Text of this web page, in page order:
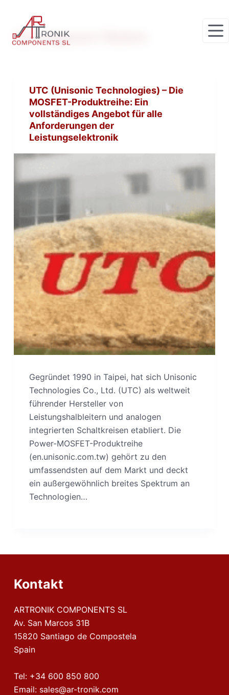
m
Schlagwort
UTC (Unisonic Technologies) – Die
MOSFET-Produktreihe: Ein
vollständiges Angebot für alle
Anforderungen der
Leistungselektronik
Gegründet 1990 in Taipei, hat sich Unisonic
Technologies Co., Ltd. (UTC) als weltweit
führender Hersteller von
Leistungshalbleitern und analogen
integrierten Schaltkreisen etabliert. Die
Power-MOSFET-Produktreihe
(en.unisonic.com.tw) gehört zu den
umfassendsten auf dem Markt und deckt
ein außergewöhnlich breites Spektrum an
Technologien…
Kontakt
ARTRONIK COMPONENTS SL
Av. San Marcos 31B
15820 Santiago de Compostela
Spain
Tel: +34 600 850 800
Email: sales@ar-tronik.com